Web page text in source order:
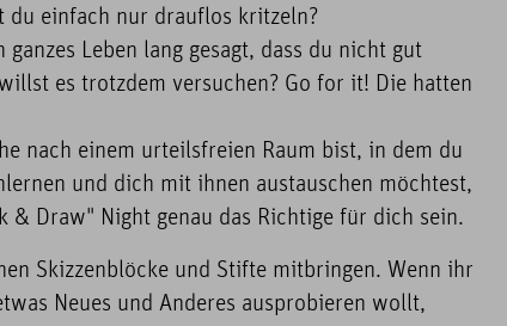
einfach nur drauflos kritzeln?
Leben lang gesagt, dass du nicht gut
es trotzdem versuchen? Go for it! Die hatten
nach einem urteilsfreien Raum bist, in dem du
und dich mit ihnen austauschen möchtest,
& Draw" Night genau das Richtige für dich sein.
Skizzenblöcke und Stifte mitbringen. Wenn ihr
Neues und Anderes ausprobieren wollt,